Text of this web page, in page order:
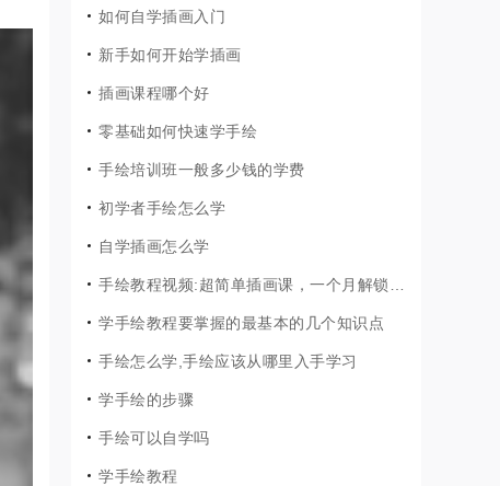
如何自学插画入门
新手如何开始学插画
插画课程哪个好
零基础如何快速学手绘
手绘培训班一般多少钱的学费
初学者手绘怎么学
自学插画怎么学
学手绘教程要掌握的最基本的几个知识点
手绘怎么学,手绘应该从哪里入手学习
学手绘的步骤
手绘可以自学吗
学手绘教程